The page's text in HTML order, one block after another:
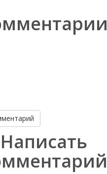
Написать